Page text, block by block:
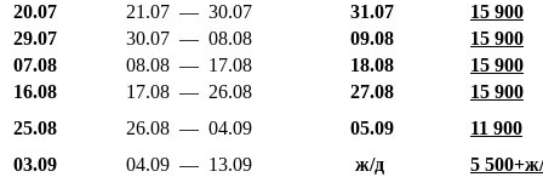
20.07 21.07 — 30.07 31.07
15 900
29.07
30.07 — 08.08 09.08
15 900
07.08
08.08 — 17.08 18.08
15 900
16.08
17.08 — 26.08 27.08
15 900
25.08
26.08 — 04.09 05.09
11 900
03.09
04.09 — 13.09 ж/д
5